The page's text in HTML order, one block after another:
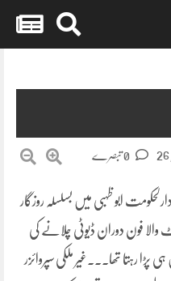
ابو ظہبی میں بسلسلہ روزگار
والا فون دوران ڈیوٹی چلانے کی
رہتا تھا۔۔۔غیر ملکی سپروائزر